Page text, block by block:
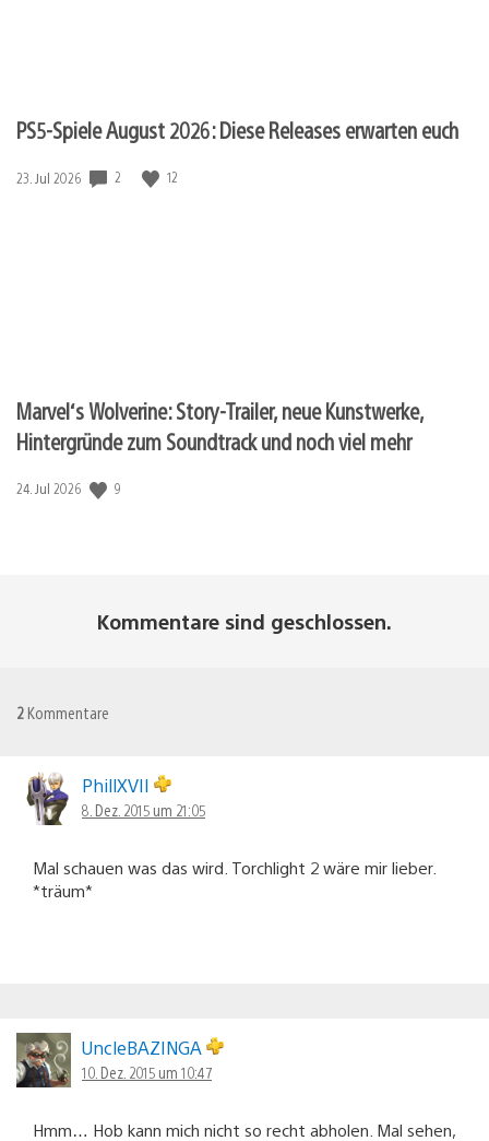
PS5-Spiele August 2026: Diese Releases erwarten euch
Veröffentlichungsdatum:
23. Jul 2026 2 12
Marvel‘s Wolverine: Story-Trailer, neue Kunstwerke,
Hintergründe zum Soundtrack und noch viel mehr
Veröffentlichungsdatum:
24. Jul 2026 9
Kommentare sind geschlossen.
2 Kommentare
PhillXVII
8. Dez. 2015 um 21:05
Mal schauen was das wird. Torchlight 2 wäre mir lieber.
*träum*
UncleBAZINGA
10. Dez. 2015 um 10:47
Hmm… Hob kann mich nicht so recht abholen. Mal sehen,